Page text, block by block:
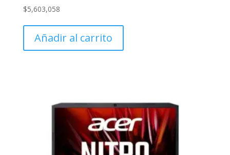
$5,603,058
Añadir al carrito